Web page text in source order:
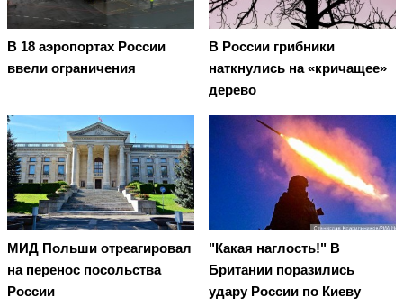
В 18 аэропортах России
ввели ограничения
В России грибники
наткнулись на «кричащее»
дерево
МИД Польши отреагировал
на перенос посольства
России
"Какая наглость!" В
Британии поразились
удару России по Киеву